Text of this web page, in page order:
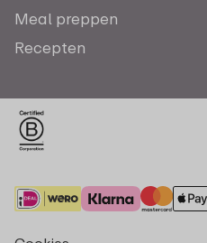
Meal preppen
Recepten